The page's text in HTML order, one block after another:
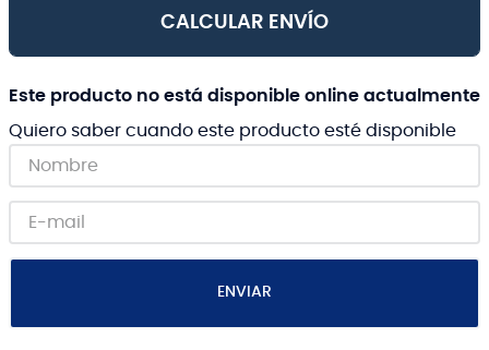
CALCULAR ENVÍO
Este producto no está disponible online actualmente
Quiero saber cuando este producto esté disponible
ENVIAR